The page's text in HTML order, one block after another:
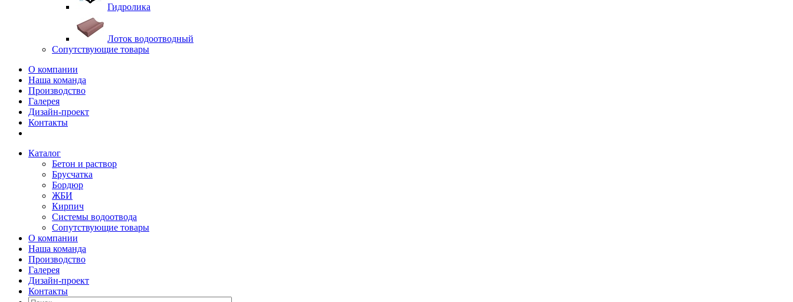
Гидролика
Лоток водоотводный
Сопутствующие товары
О компании
Наша команда
Производство
Галерея
Дизайн-проект
Контакты
Каталог
Бетон и раствор
Брусчатка
Бордюр
ЖБИ
Кирпич
Системы водоотвода
Сопутствующие товары
О компании
Наша команда
Производство
Галерея
Дизайн-проект
Контакты